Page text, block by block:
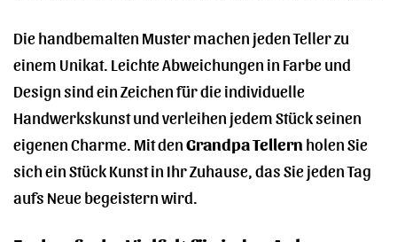
Die handbemalten Muster machen jeden Teller zu
einem Unikat. Leichte Abweichungen in Farbe und
Design sind ein Zeichen für die individuelle
Handwerkskunst und verleihen jedem Stück seinen
eigenen Charme. Mit denGrandpa Tellern holen Sie
sich ein Stück Kunst in Ihr Zuhause, das Sie jeden Tag
aufs Neue begeistern wird.